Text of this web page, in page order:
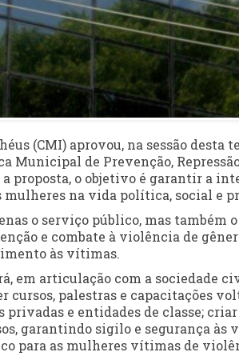
(CMI) aprovou, na sessão desta
Municipal de Prevenção,
proposta, o objetivo é garantir a
mulheres na vida política, social e
o serviço público, mas também
e combate à violência de
às vítimas.
em articulação com a sociedade
cursos, palestras e capacitações
e entidades de classe;
garantindo sigilo e segurança
para as mulheres vítimas de